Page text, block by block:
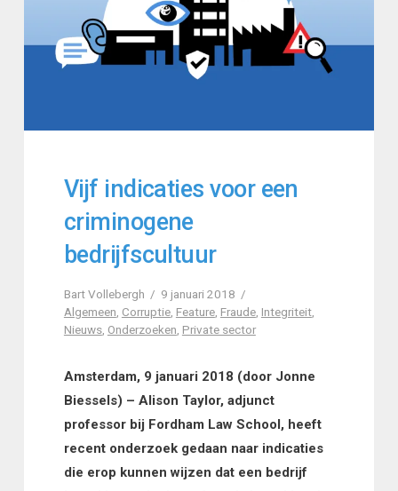
Vijf indicaties voor een
criminogene
bedrijfscultuur
Bart Vollebergh
9 januari 2018
Algemeen Corruptie, Feature, Fraude, Integriteit,
Nieuws, Onderzoeken Private sector
Amsterdam, 9 januari 2018 (door Jonne
Biessels) – Alison Taylor, adjunct
professor bij Fordham Law School, heeft
recent onderzoek gedaan naar indicaties
die erop kunnen wijzen dat een bedrijf